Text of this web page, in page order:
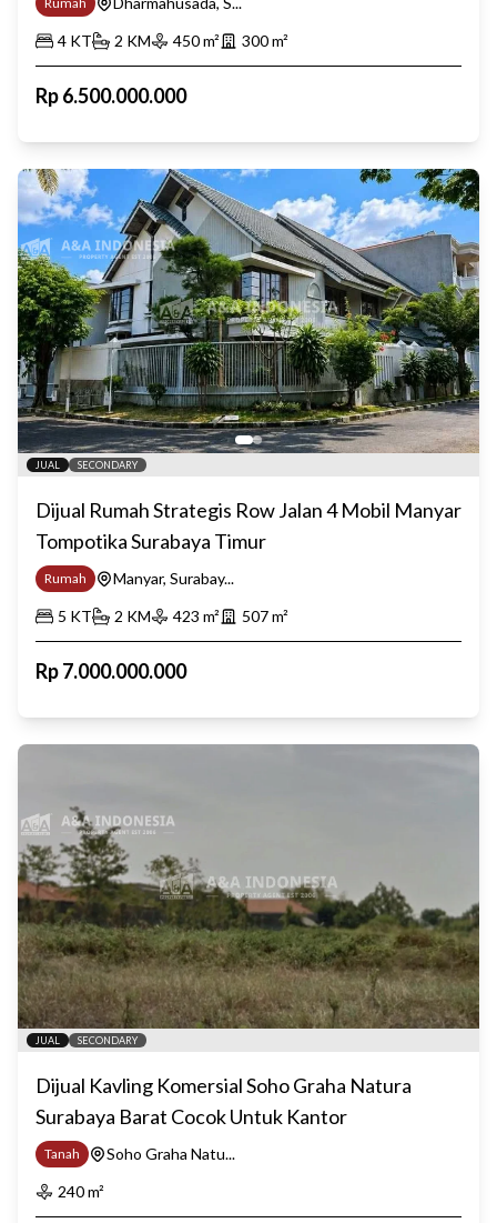
4 KT 2 KM 450m² 300m²
Rp6.500.000.000
JUAL SECONDARY
Dijual Rumah Strategis Row Jalan 4 Mobil Manyar
Tompotika Surabaya Timur
Rumah
Manyar, Surabay...
5 KT 2 KM 423 m² 507m²
Rp7.000.000.000
JUAL SECONDARY
Dijual Kavling Komersial Soho Graha Natura
Surabaya Barat Cocok Untuk Kantor
Tanah
Soho Graha Natu...
240m²